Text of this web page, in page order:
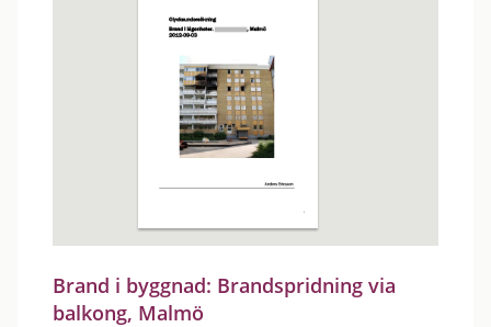
Brand i byggnad: Brandspridning via
balkong, Malmö